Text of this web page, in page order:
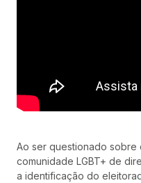
Ao ser questionado sobre
comunidade LGBT+ de
a identificação do